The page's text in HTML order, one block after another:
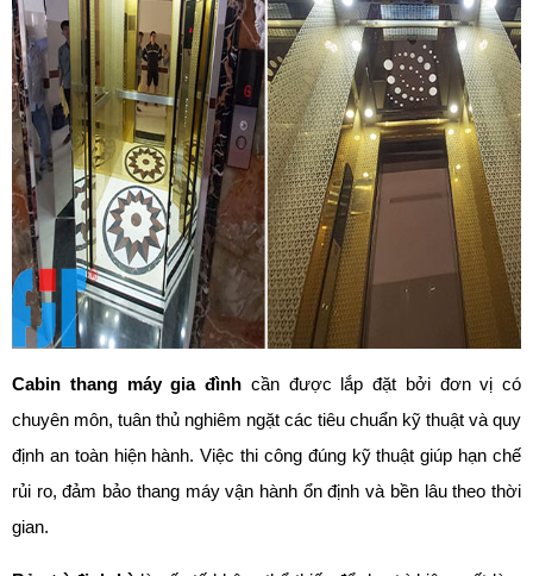
Cabin thang máy gia đình cần được lắp đặt bởi đơn vị có
chuyên môn, tuân thủ nghiêm ngặt các tiêu chuẩn kỹ thuật và quy
định an toàn hiện hành. Việc thi công đúng kỹ thuật giúp hạn chế
rủi ro, đảm bảo thang máy vận hành ổn định và bền lâu theo thời
gian.